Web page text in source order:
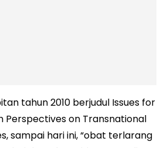
tahun 2010 berjudul Issues for
Perspectives on Transnational
sampai hari ini, “obat terlarang